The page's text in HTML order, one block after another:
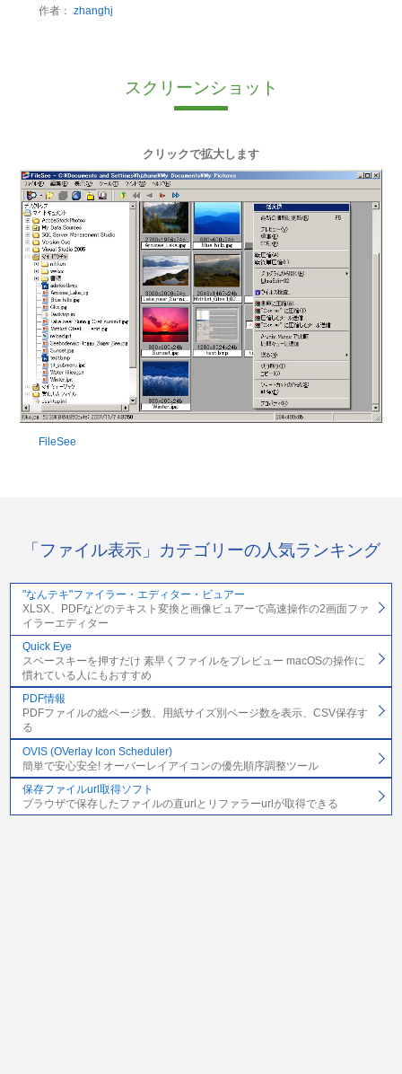
作者： zhanghj
スクリーンショット
クリックで拡大します
FileSee
「ファイル表示」カテゴリーの人気ランキング
"なんテキ"ファイラー・エディター・ビュアー
XLSX、PDFなどのテキスト変換と画像ビュアーで高速操作の2画面ファ
イラーエディター
Quick Eye
スペースキーを押すだけ 素早くファイルをプレビュー macOSの操作に
慣れている人にもおすすめ
PDF情報
PDFファイルの総ページ数、用紙サイズ別ページ数を表示、CSV保存す
る
OVIS (OVerlay Icon Scheduler)
簡単で安心安全! オーバーレイアイコンの優先順序調整ツール
保存ファイルurl取得ソフト
ブラウザで保存したファイルの直urlとリファラーurlが取得できる